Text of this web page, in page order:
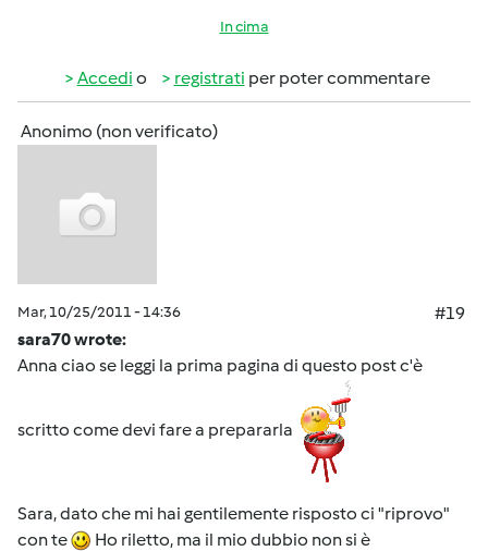
In cima
Accedi o registrati per poter commentare
Anonimo (non verificato)
Mar, 10/25/2011 - 14:36
#19
sara70 wrote:
Anna ciao se leggi la prima pagina di questo post c'è
scritto come devi fare a prepararla
Sara, dato che mi hai gentilemente risposto ci "riprovo"
con te
Ho riletto, ma il mio dubbio non si è